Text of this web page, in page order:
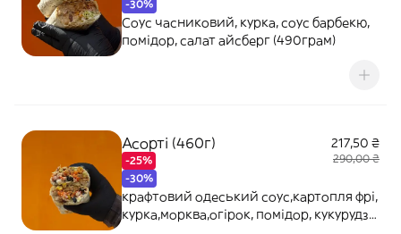
-30%
Соус часниковий, курка, соус барбекю,
помідор, салат айсберг (490грам)
Асорті (460г)
-25%
-30%
217,50 ₴
290,00 ₴
крафтовий одеський соус,картопля фрі,
курка,морква,огірок, помідор, кукурудза,